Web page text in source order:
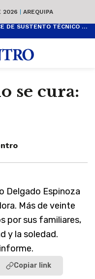
2026 | AREQUIPA
AUMENTO DEL SUELDO MÍNIMO CARECE DE SUSTENTO TÉCNICO Y ES POPULISTA
se cura:
Delgado Espinoza
Más de veinte
por sus familiares,
y la soledad.
Copiar link